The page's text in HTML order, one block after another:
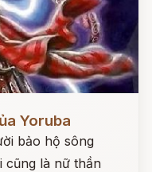
Yoruba
bảo hộ sông
cũng là nữ thần